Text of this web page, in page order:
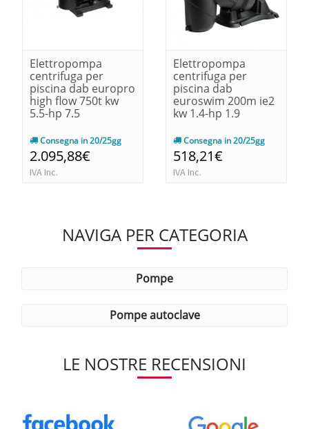
Elettropompa
centrifuga per
piscina dab europro
high flow 750t kw
5.5-hp 7.5
Consegna in 20/25gg
2.095,88€
IVA Inc.
Elettropompa
centrifuga per
piscina dab
euroswim 200m ie2
kw 1.4-hp 1.9
Consegna in 20/25gg
518,21€
IVA Inc.
NAVIGA PER CATEGORIA
pompe
pompe autoclave
LE NOSTRE RECENSIONI